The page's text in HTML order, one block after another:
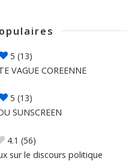
5 (13)
VAGUE COREENNE
5 (13)
SUNSCREEN
4.1 (56)
sur le discours politique